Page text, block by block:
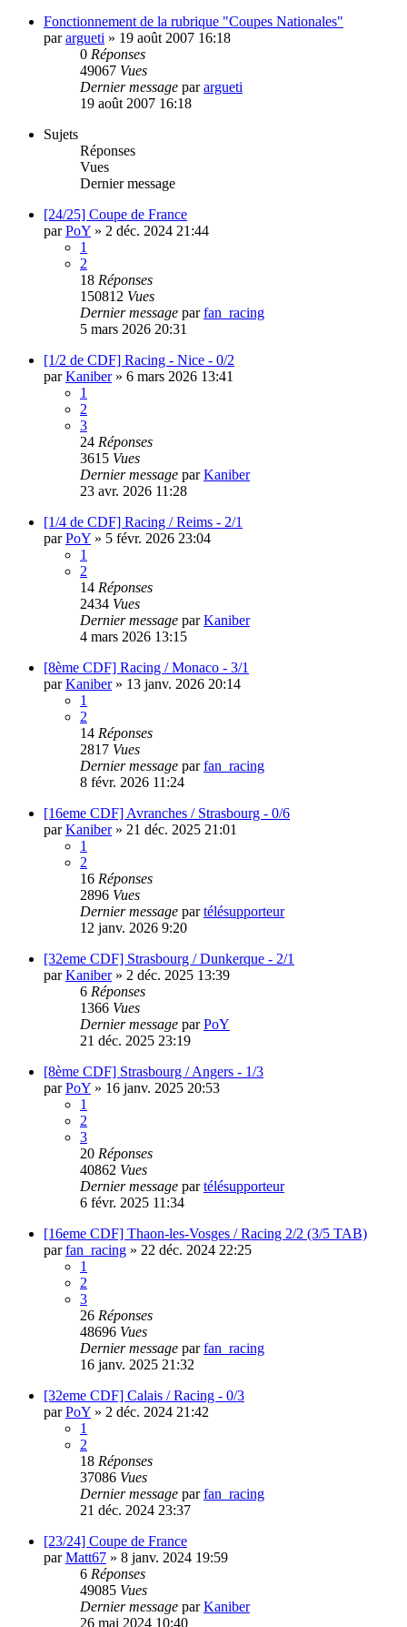
Fonctionnement de la rubrique "Coupes Nationales"
parargueti » 19 août 2007 16:18
0 Réponses
49067 Vues
Dernier message parargueti
19 août 2007 16:18
Sujets
Réponses
Vues
Dernier message
[24/25] Coupe de France
parPoY » 2 déc. 2024 21:44
1
2
18 Réponses
150812 Vues
Dernier message parfan_racing
5 mars 2026 20:31
[1/2 de CDF] Racing - Nice - 0/2
parKaniber» 6 mars 2026 13:41
1
2
3
24 Réponses
3615 Vues
Dernier message parKaniber
23 avr. 2026 11:28
[1/4 de CDF] Racing / Reims - 2/1
parPoY » 5 févr. 2026 23:04
1
2
14 Réponses
2434 Vues
Dernier message parKaniber
4 mars 2026 13:15
[8ème CDF] Racing / Monaco - 3/1
parKaniber» 13 janv. 2026 20:14
1
2
14 Réponses
2817 Vues
Dernier message parfan_racing
8 févr. 2026 11:24
[16eme CDF] Avranches / Strasbourg - 0/6
parKaniber» 21 déc. 2025 21:01
1
2
16 Réponses
2896 Vues
Dernier message partélésupporteur
12 janv. 2026 9:20
[32eme CDF] Strasbourg / Dunkerque - 2/1
parKaniber» 2 déc. 2025 13:39
6 Réponses
1366 Vues
Dernier message parPoY
21 déc. 2025 23:19
[8ème CDF] Strasbourg / Angers - 1/3
parPoY » 16 janv. 2025 20:53
1
2
3
20 Réponses
40862 Vues
Dernier message partélésupporteur
6 févr. 2025 11:34
[16eme CDF] Thaon-les-Vosges / Racing 2/2 (3/5 TAB)
parfan_racing » 22 déc. 2024 22:25
1
2
3
26 Réponses
48696 Vues
Dernier message parfan_racing
16 janv. 2025 21:32
[32eme CDF] Calais / Racing - 0/3
parPoY » 2 déc. 2024 21:42
1
2
18 Réponses
37086 Vues
Dernier message parfan_racing
21 déc. 2024 23:37
[23/24] Coupe de France
parMatt67 » 8 janv. 2024 19:59
6 Réponses
49085 Vues
Dernier message parKaniber
26 mai 2024 10:40